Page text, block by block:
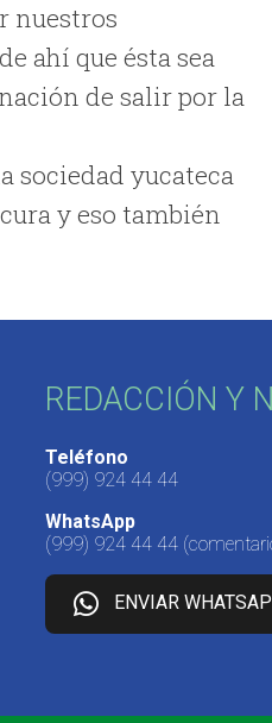
nuestros
ahí que ésta sea
de salir por la
sociedad yucateca
y eso también
REDACCIÓN Y
Teléfono
(999) 924 44 44
WhatsApp
(999) 924 44 44
ENVIAR